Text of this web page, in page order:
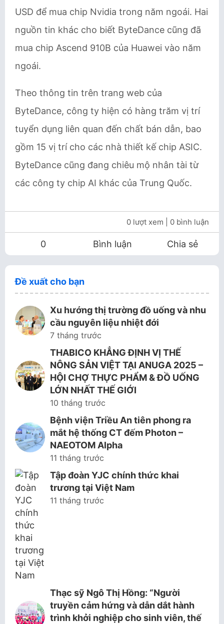
USD để mua chip Nvidia trong năm ngoái. Hai
nguồn tin khác cho biết ByteDance cũng đã
mua chip Ascend 910B của Huawei vào năm
ngoái.
Theo thông tin trên trang web của
ByteDance, công ty hiện có hàng trăm vị trí
tuyển dụng liên quan đến chất bán dẫn, bao
gồm 15 vị trí cho các nhà thiết kế chip ASIC.
ByteDance cũng đang chiêu mộ nhân tài từ
các công ty chip AI khác của Trung Quốc.
0 lượt xem | 0 bình luận
0 Bình luận Chia sẻ
Đề xuất cho bạn
Xu hướng thị trường đồ uống và nhu
cầu nguyên liệu nhiệt đới
7 tháng trước
THABICO KHẲNG ĐỊNH VỊ THẾ
NÔNG SẢN VIỆT TẠI ANUGA 2025 –
HỘI CHỢ THỰC PHẨM & ĐỒ UỐNG
LỚN NHẤT THẾ GIỚI
10 tháng trước
Bệnh viện Triều An tiên phong ra
mắt hệ thống CT đếm Photon –
NAEOTOM Alpha
11 tháng trước
Tập đoàn YJC chính thức khai
trương tại Việt Nam
11 tháng trước
Thạc sỹ Ngô Thị Hồng: “Người
truyền cảm hứng và dẫn dắt hành
trình khởi nghiệp cho sinh viên, thế